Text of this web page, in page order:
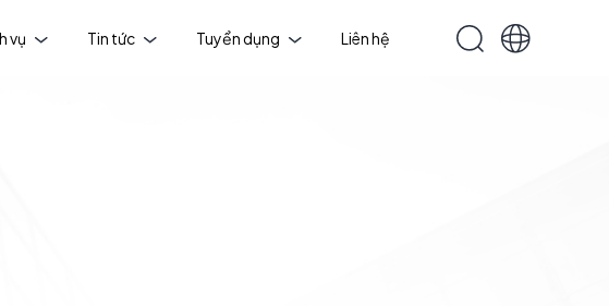
vụ Tin tức Tuyển dụng Liên hệ